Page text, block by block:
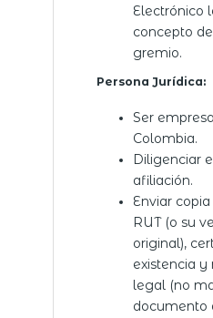
Electrónico
concepto
gremio.
Persona Jurídica:
Ser
Colombia.
Diligenciar
afiliación.
Enviar
RUT (o su
original),
existencia y
legal (no
documento